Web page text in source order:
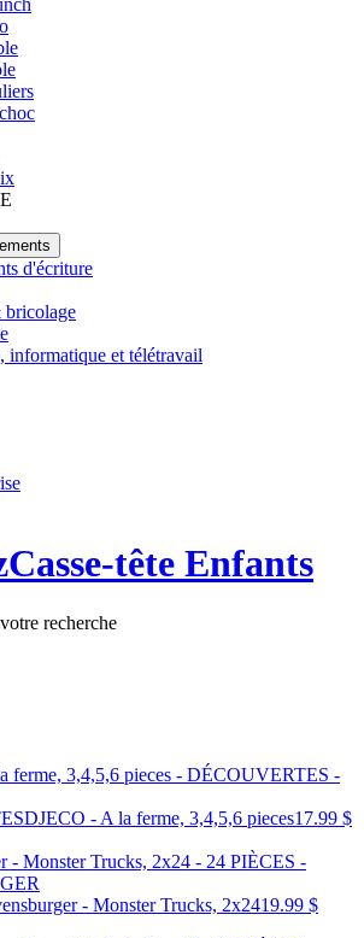
d'écriture
bricolage
informatique et télétravail
Casse-tête Enfants
recherche
DJECO - A la ferme, 3,4,5,6 pieces17.99 $
- Monster Trucks, 2x2419.99 $